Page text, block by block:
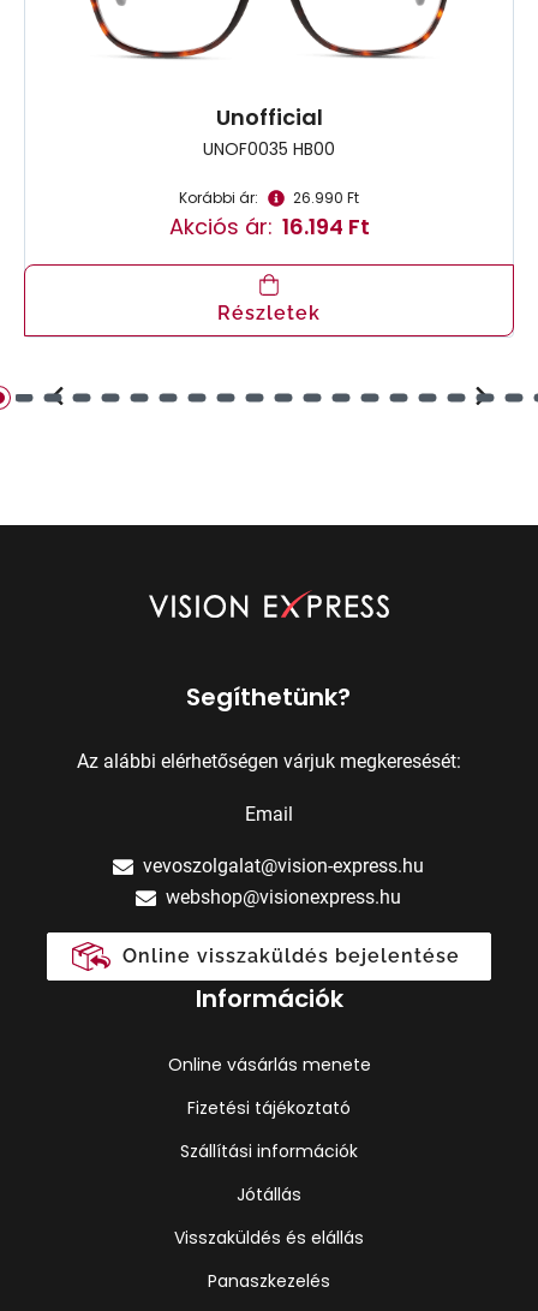
Unofficial
UNOF0035 HB00
Korábbi ár: 26.990 Ft
Akciós ár: 16.194 Ft
Részletek
Segíthetünk?
Az alábbi elérhetőségen várjuk megkeresését:
Email
vevoszolgalat@vision-express.hu
webshop@visionexpress.hu
Online visszaküldés bejelentése
Információk
Online vásárlás menete
Fizetési tájékoztató
Szállítási információk
Jótállás
Visszaküldés és elállás
Panaszkezelés